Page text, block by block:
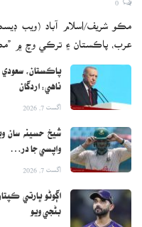
مڪو شريف/اسلام آباد (ويب
عرب، پاڪستان ۽ ترڪي وچ ۾
پاڪستان،
ناهي: اردگان
اگست 7, 2026
شيخ حسينه سان
واپسي جا در…
اگست 7, 2026
اڳوڻو ڀارتي
بڻجي ويو